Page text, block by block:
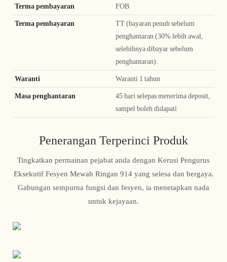
Terma pembayaran FOB
Terma pembayaran
TT (bayaran penuh sebelum
penghantaran (30% lebih awal,
selebihnya dibayar sebelum
penghantaran).
Waranti Waranti 1 tahun
Masa penghantaran
45 hari selepas menerima deposit,
sampel boleh didapati
Penerangan Terperinci Produk
Tingkatkan permainan pejabat anda dengan Kerusi Pengurus
Eksekutif Fesyen Mewah Ringan 914 yang selesa dan bergaya.
Gabungan sempurna fungsi dan fesyen, ia menetapkan nada
untuk kejayaan.